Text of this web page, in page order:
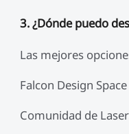
3. ¿Dónde puedo
Las mejores
Falcon Design
Comunidad de